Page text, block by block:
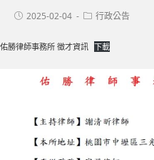
2025-02-04 行政公告
佑勝律師事務所 徵才資訊 下載